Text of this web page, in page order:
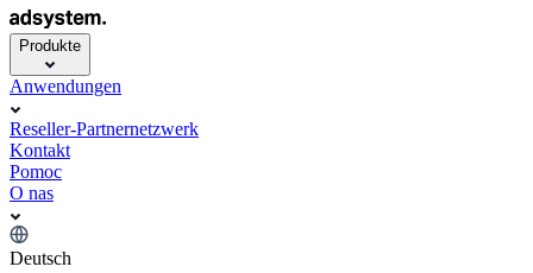
Produkte
Anwendungen
Reseller-Partnernetzwerk
Kontakt
Pomoc
O nas
Deutsch